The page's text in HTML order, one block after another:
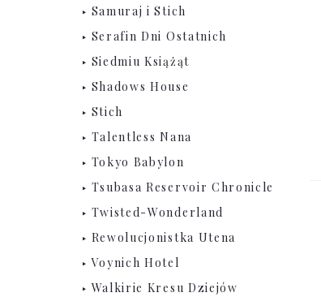
Samuraj i Stich
Serafin Dni Ostatnich
Siedmiu Książąt
Shadows House
Stich
Talentless Nana
Tokyo Babylon
Tsubasa Reservoir Chronicle
Twisted-Wonderland
Rewolucjonistka Utena
Voynich Hotel
Walkirie Kresu Dziejów